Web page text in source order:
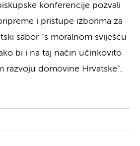
konferencije pozvali
i pristupe izborima za
sabor "s moralnom sviješću
bi i na taj način učinkovito
razvoju domovine Hrvatske".